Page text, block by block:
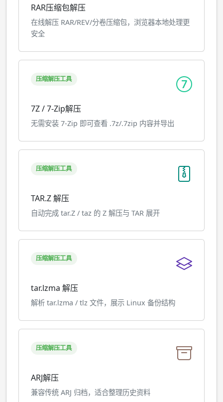
RAR压缩包解压
在线解压 RAR/REV/分卷压缩包，浏览器本地处理更
安全
压缩解压工具
7Z / 7-Zip解压
无需安装 7-Zip 即可查看 .7z/.7zip 内容并导出
压缩解压工具
TAR.Z 解压
自动完成 tar.Z / taz 的 Z 解压与 TAR 展开
压缩解压工具
tar.lzma 解压
解析 tar.lzma / tlz 文件，展示 Linux 备份结构
压缩解压工具
ARJ解压
兼容传统 ARJ 归档，适合整理历史资料